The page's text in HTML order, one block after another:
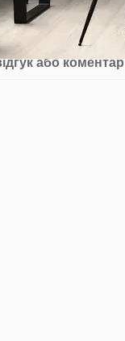
або коментар